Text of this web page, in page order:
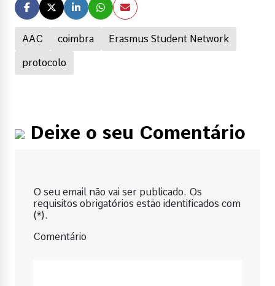
AAC coimbra Erasmus Student Network
protocolo
Deixe o seu Comentário
O seu email não vai ser publicado. Os
requisitos obrigatórios estão identificados com
(*).
Comentário